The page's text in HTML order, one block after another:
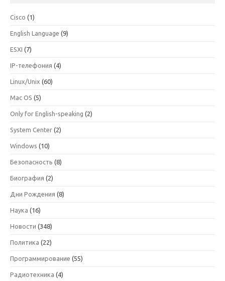
Cisco (1)
English Language (9)
ESXI (7)
IP-телефония (4)
Linux/Unix (60)
Mac OS (5)
Only for English-speaking (2)
System Center (2)
Windows (10)
Безопасность (8)
Биография (2)
Дни Рождения (8)
Наука (16)
Новости (348)
Политика (22)
Программирование (55)
Радиотехника (4)